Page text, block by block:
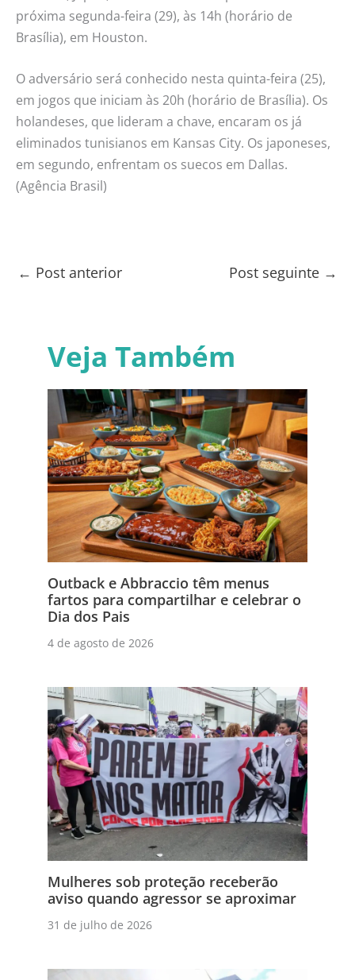
próxima segunda-feira (29), às 14h (horário de
Brasília), em Houston.
O adversário será conhecido nesta quinta-feira (25),
em jogos que iniciam às 20h (horário de Brasília). Os
holandeses, que lideram a chave, encaram os já
eliminados tunisianos em Kansas City. Os japoneses,
em segundo, enfrentam os suecos em Dallas.
(Agência Brasil)
← Post anterior Post seguinte →
Veja Também
Outback e Abbraccio têm menus
fartos para compartilhar e celebrar o
Dia dos Pais
4 de agosto de 2026
Mulheres sob proteção receberão
aviso quando agressor se aproximar
31 de julho de 2026